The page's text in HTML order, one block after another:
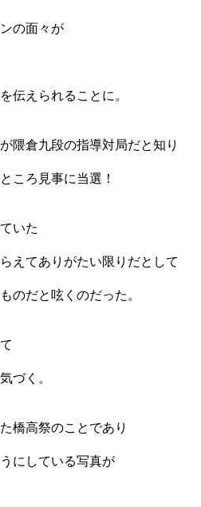
の面々が
伝えられることに。
隈倉九段の指導対局だと知り
ころ見事に当選！
いた
えてありがたい限りだとして
のだと呟くのだった。
づく。
橋高祭のことであり
にしている写真が